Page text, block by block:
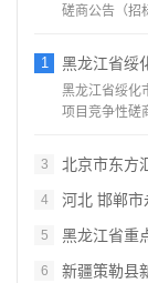
磋商公告（招
1 黑龙江省绥
黑龙江省绥化
项目竞争性磋
3 北京市东方
4 河北 邯郸市
5 黑龙江省重
6 新疆策勒县